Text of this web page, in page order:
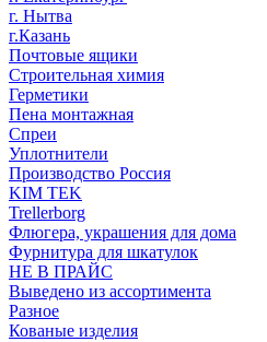
г. Нытва
г.Казань
Почтовые ящики
Строительная химия
Герметики
Пена монтажная
Спреи
Уплотнители
Производство Россия
KIM TEK
Trellerborg
Флюгера, украшения для дома
Фурнитура для шкатулок
НЕ В ПРАЙС
Выведено из ассортимента
Разное
Кованые изделия